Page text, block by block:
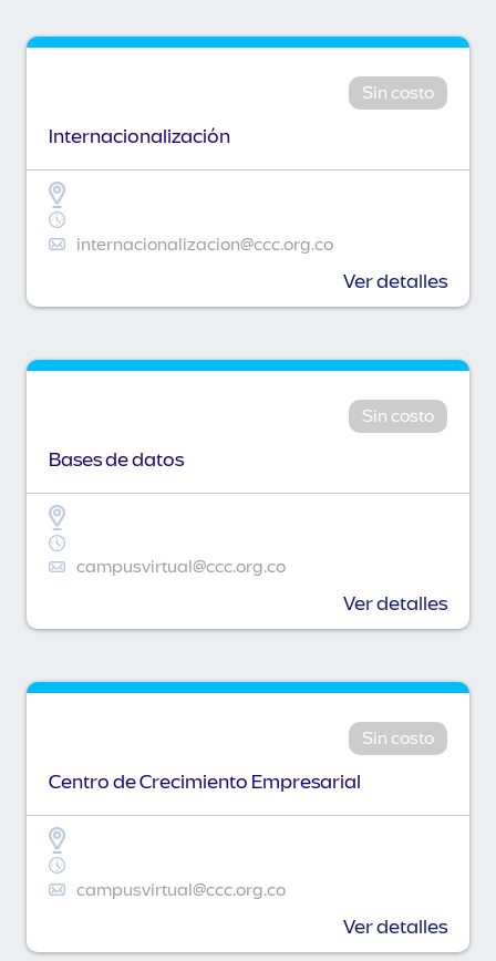
Sin costo
Internacionalización
internacionalizacion@ccc.org.co
Ver detalles
Sin costo
Bases de datos
campusvirtual@ccc.org.co
Ver detalles
Sin costo
Centro de Crecimiento Empresarial
campusvirtual@ccc.org.co
Ver detalles